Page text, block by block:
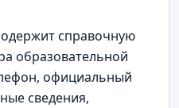
справочную
образовательной
официальный
сведения,